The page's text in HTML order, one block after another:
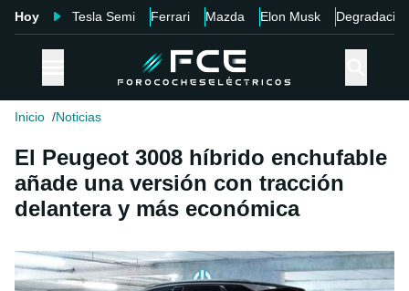
Hoy Tesla Semi Ferrari Mazda Elon Musk Degradación
Inicio Noticias
El Peugeot 3008 híbrido enchufable
añade una versión con tracción
delantera y más económica